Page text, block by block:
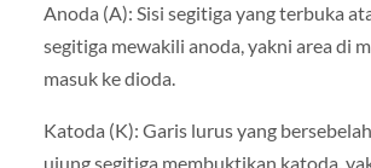
Anoda (A): Sisi segitiga yang terbuka
segitiga mewakili anoda, yakni area di
masuk ke dioda.
Katoda (K): Garis lurus yang
ujung segitiga membuktikan katoda,